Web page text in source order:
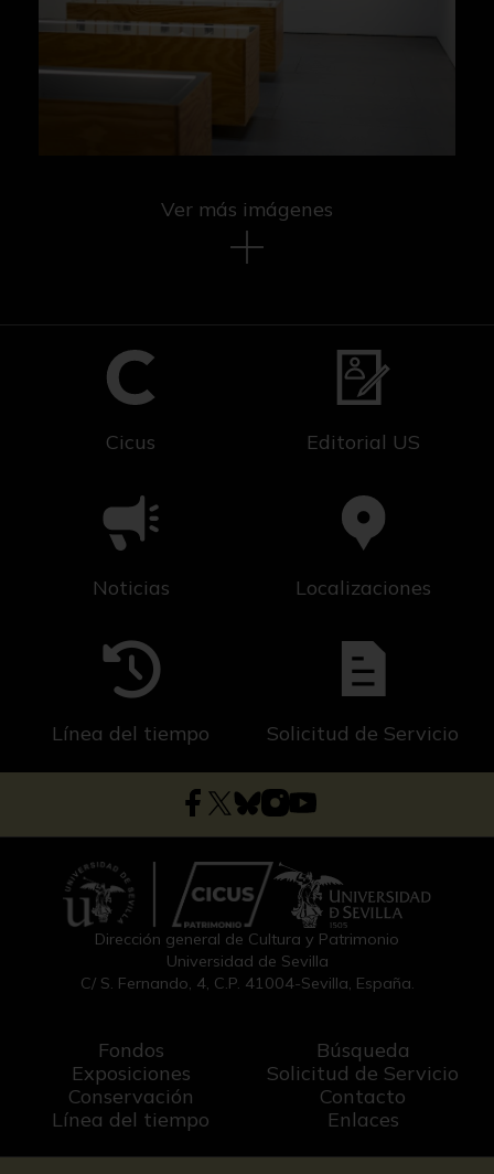
Ver más imágenes
Cicus Editorial US
Noticias Localizaciones
Línea del tiempo Solicitud de Servicio
Dirección general de Cultura y Patrimonio
Universidad de Sevilla
C/ S. Fernando, 4, C.P. 41004-Sevilla, España.
Fondos
Exposiciones
Conservación
Línea del tiempo
Búsqueda
Solicitud de Servicio
Contacto
Enlaces